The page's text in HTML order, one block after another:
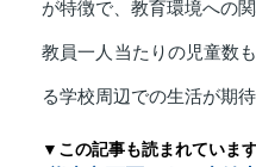
が特徴で、教育環境への
教員一人当たりの児童数
る学校周辺での生活が期待
▼この記事も読まれていま